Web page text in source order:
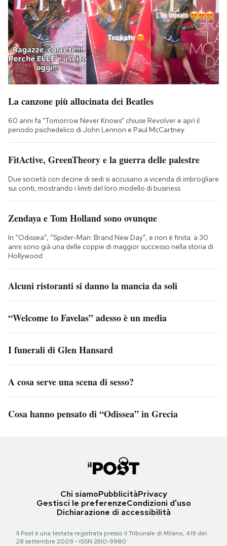
La canzone più allucinata dei Beatles
60 anni fa "Tomorrow Never Knows" chiuse Revolver e aprì il
periodo psichedelico di John Lennon e Paul McCartney
FitActive, GreenTheory e la guerra delle palestre
Due società con decine di sedi si accusano a vicenda di imbrogliare
sui conti, mostrando i limiti del loro modello di business
Zendaya e Tom Holland sono ovunque
In “Odissea”, “Spider-Man: Brand New Day”, e non è finita: a 30
anni sono già una delle coppie di maggior successo nella storia di
Hollywood
Alcuni ristoranti si danno la mancia da soli
“Welcome to Favelas” adesso è un media
I funerali di Glen Hansard
A cosa serve una scena di sesso?
Cosa hanno pensato di “Odissea” in Grecia
Chi siamoPubblicitàPrivacy
Gestisci le preferenzeCondizioni d'uso
Dichiarazione di accessibilità
Il Post è una testata registrata presso il Tribunale di Milano, 419 del
28 settembre 2009 - ISSN 2610-9980